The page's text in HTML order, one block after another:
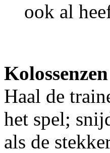
ook al
Haal de
het spel;
als de